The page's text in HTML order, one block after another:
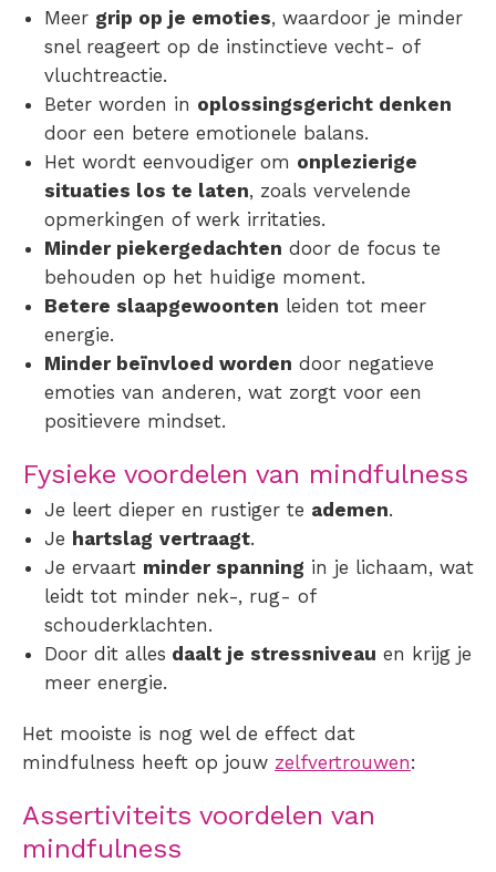
Meer grip op je emoties, waardoor je minder
snel reageert op de instinctieve vecht- of
vluchtreactie.
Beter worden in oplossingsgericht denken
door een betere emotionele balans.
Het wordt eenvoudiger om onplezierige
situaties los te laten, zoals vervelende
opmerkingen of werk irritaties.
Minder piekergedachten door de focus te
behouden op het huidige moment.
Betere slaapgewoonten leiden tot meer
energie.
Minder beïnvloed worden door negatieve
emoties van anderen, wat zorgt voor een
positievere mindset.
Fysieke voordelen van mindfulness
Je leert dieper en rustiger te ademen.
Je hartslag vertraagt.
Je ervaart minder spanning in je lichaam, wat
leidt tot minder nek-, rug- of
schouderklachten.
Door dit alles daalt je stressniveau en krijg je
meer energie.
Het mooiste is nog wel de effect dat
mindfulness heeft op jouw zelfvertrouwen:
Assertiviteits voordelen van
mindfulness